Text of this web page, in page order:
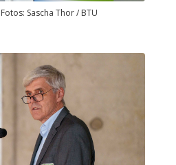
Sascha Thor / BTU